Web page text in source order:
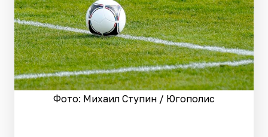
Фото: Михаил Ступин / Югополис